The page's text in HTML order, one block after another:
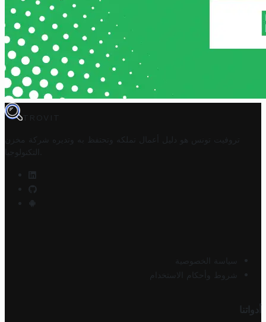
TROVIT
تروفيت تونس هو دليل أعمال تملكه وتحتفظ به وتديره
شركة مخزن
التكنولوجيا
سياسة الخصوصية
شروط وأحكام الاستخدام
أدواتنا